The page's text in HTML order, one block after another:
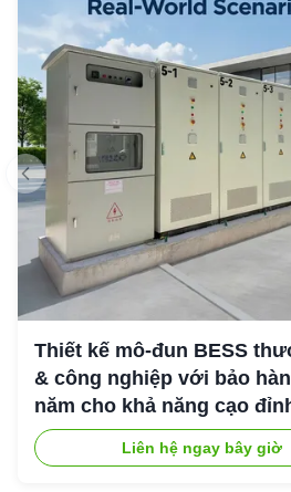
Thiết kế mô-đun BESS
& công nghiệp với bảo
năm cho khả năng cạo
trữ năng lượng công
Liên hệ ngay bây giờ